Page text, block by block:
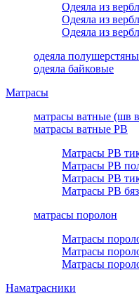
Одеяла из
Одеяла из
Одеяла из
одеяла
одеяла байковые
Матрасы
матрасы ватные (шв
матрасы ватные РВ
Матрасы РВ
Матрасы РВ
Матрасы РВ
Матрасы РВ
матрасы поролон
Матрасы
Матрасы
Матрасы
Наматрасники